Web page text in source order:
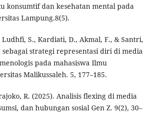
konsumtif dan kesehatan mental pada
Lampung.8(5).
S., Kardiati, D., Akmal, F., & Santri,
sebagai strategi representasi diri di media
pada mahasiswa Ilmu
Malikussaleh. 5, 177–185.
R. (2025). Analisis flexing di media
dan hubungan sosial Gen Z. 9(2), 30–